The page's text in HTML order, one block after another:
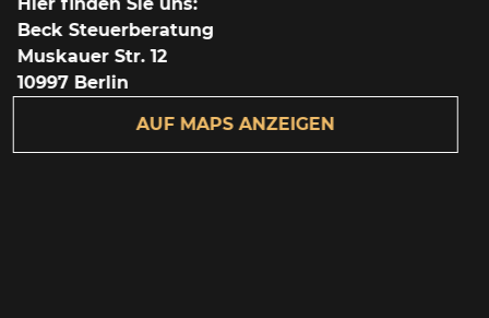
Hier finden Sie uns:
Beck Steuerberatung
Muskauer Str. 12
10997 Berlin
AUF MAPS ANZEIGEN